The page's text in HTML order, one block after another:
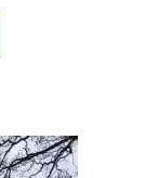
auf.